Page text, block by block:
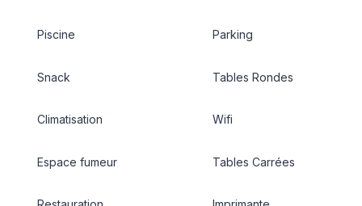
Piscine
Snack
Climatisation
Espace fumeur
Parking
Tables Rondes
Wifi
Tables Carrées